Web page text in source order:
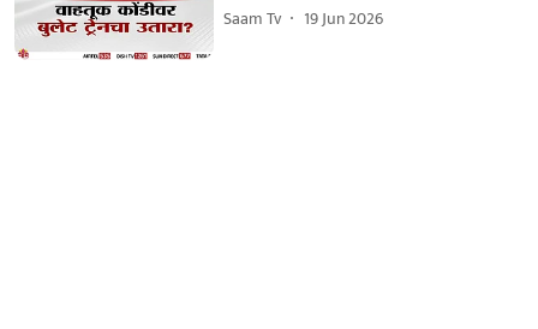
Saam Tv 19 Jun 2026